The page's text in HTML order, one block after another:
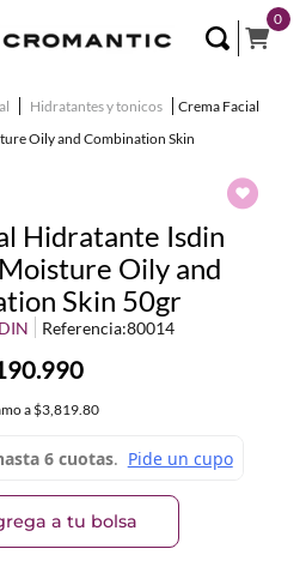
0
Hidratantes y tonicos
Crema Facial
Oily and Combination Skin
Hidratante Isdin
Oily and
Skin 50gr
Referencia:80014
.990
a $3,819.80
a tu bolsa